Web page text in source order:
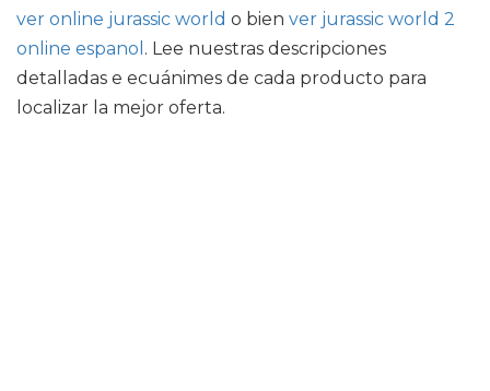
ver online jurassic world o bien ver jurassic world 2
online espanol . Lee nuestras descripciones
detalladas e ecuánimes de cada producto para
localizar la mejor oferta.